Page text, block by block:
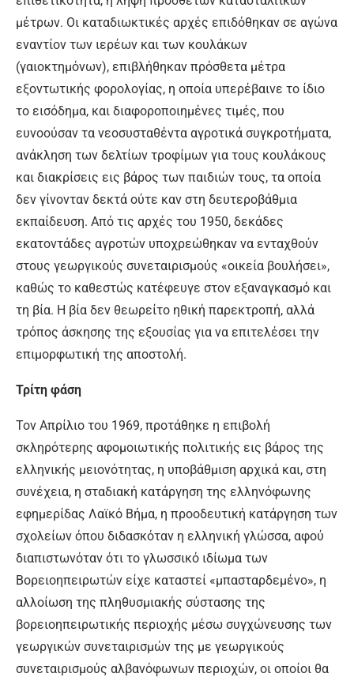
μέτρων. Οι καταδιωκτικές αρχές επιδόθηκαν σε αγώνα
εναντίον των ιερέων και των κουλάκων
(γαιοκτημόνων), επιβλήθηκαν πρόσθετα μέτρα
εξοντωτικής φορολογίας, η οποία υπερέβαινε το ίδιο
το εισόδημα, και διαφοροποιημένες τιμές, που
ευνοούσαν τα νεοσυσταθέντα αγροτικά συγκροτήματα,
ανάκληση των δελτίων τροφίμων για τους κουλάκους
και διακρίσεις εις βάρος των παιδιών τους, τα οποία
δεν γίνονταν δεκτά ούτε καν στη δευτεροβάθμια
εκπαίδευση. Από τις αρχές του 1950, δεκάδες
εκατοντάδες αγροτών υποχρεώθηκαν να ενταχθούν
στους γεωργικούς συνεταιρισμούς «οικεία βουλήσει»,
καθώς το καθεστώς κατέφευγε στον εξαναγκασμό και
τη βία. Η βία δεν θεωρείτο ηθική παρεκτροπή, αλλά
τρόπος άσκησης της εξουσίας για να επιτελέσει την
επιμορφωτική της αποστολή.
Τρίτη φάση
Τον Απρίλιο του 1969, προτάθηκε η επιβολή
σκληρότερης αφομοιωτικής πολιτικής εις βάρος της
ελληνικής μειονότητας, η υποβάθμιση αρχικά και, στη
συνέχεια, η σταδιακή κατάργηση της ελληνόφωνης
εφημερίδας Λαϊκό Βήμα, η προοδευτική κατάργηση των
σχολείων όπου διδασκόταν η ελληνική γλώσσα, αφού
διαπιστωνόταν ότι το γλωσσικό ιδίωμα των
Βορειοηπειρωτών είχε καταστεί «μπασταρδεμένο», η
αλλοίωση της πληθυσμιακής σύστασης της
βορειοηπειρωτικής περιοχής μέσω συγχώνευσης των
γεωργικών συνεταιρισμών της με γεωργικούς
συνεταιρισμούς αλβανόφωνων περιοχών, οι οποίοι θα